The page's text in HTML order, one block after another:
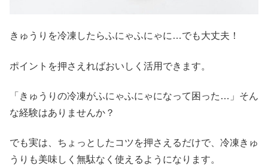
きゅうりを冷凍したらふにゃふにゃに…でも大丈夫！
ポイントを押さえればおいしく活用できます。
「きゅうりの冷凍がふにゃふにゃになって困った…」そん
な経験はありませんか？
でも実は、ちょっとしたコツを押さえるだけで、冷凍きゅ
うりも美味しく無駄なく使えるようになります。